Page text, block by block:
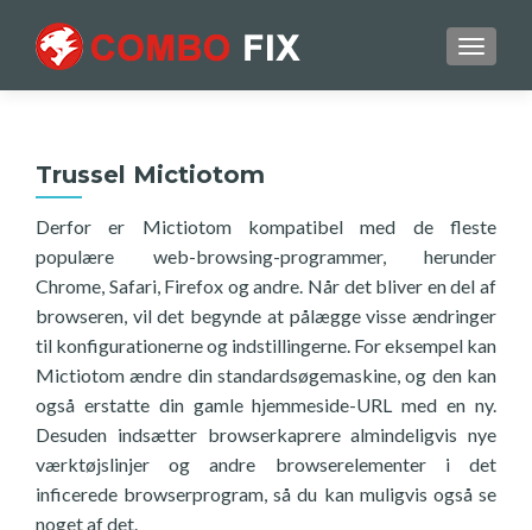
Trussel Mictiotom
Derfor er Mictiotom kompatibel med de fleste
populære web-browsing-programmer, herunder
Chrome, Safari, Firefox og andre. Når det bliver en del af
browseren, vil det begynde at pålægge visse ændringer
til konfigurationerne og indstillingerne. For eksempel kan
Mictiotom ændre din standardsøgemaskine, og den kan
også erstatte din gamle hjemmeside-URL med en ny.
Desuden indsætter browserkaprere almindeligvis nye
værktøjslinjer og andre browserelementer i det
inficerede browserprogram, så du kan muligvis også se
noget af det.